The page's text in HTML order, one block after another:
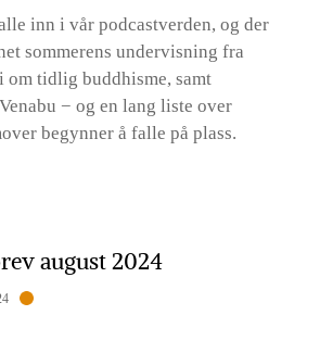
inn i vår podcastverden, og der
sommerens undervisning fra
om tidlig buddhisme, samt
− og en lang liste over
begynner å falle på plass.
august 2024